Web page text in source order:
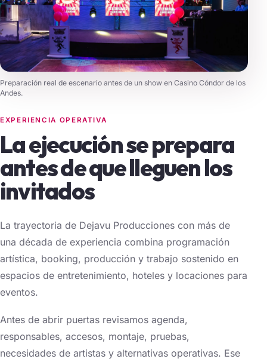
Preparación real de escenario antes de un show en Casino Cóndor de los
Andes.
EXPERIENCIA OPERATIVA
La ejecución se prepara
antes de que lleguen los
invitados
La trayectoria de Dejavu Producciones con más de
una década de experiencia combina programación
artística, booking, producción y trabajo sostenido en
espacios de entretenimiento, hoteles y locaciones para
eventos.
Antes de abrir puertas revisamos agenda,
responsables, accesos, montaje, pruebas,
necesidades de artistas y alternativas operativas. Ese